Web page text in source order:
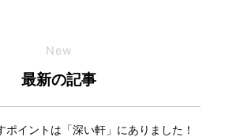
New
最新の記事
ポイントは「深い軒」にありました！